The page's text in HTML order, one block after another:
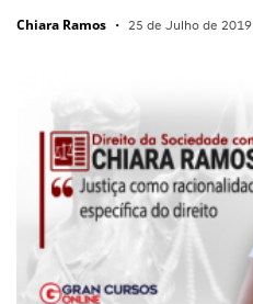
Chiara Ramos • 25 de Julho de 2019